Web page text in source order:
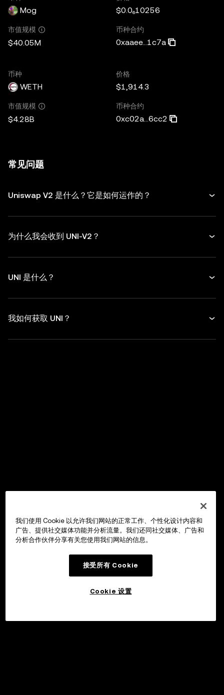
Mog $0.0₆10256
市值规模
$40.05M
币种合约
0xaaee...1c7a
币种
WETH
价格
$1,914.3
市值规模
$4.28B
币种合约
0xc02a...6cc2
常见问题
Uniswap V2 是什么？它是如何运作的？
为什么我会收到 UNI-V2？
UNI 是什么？
我如何获取 UNI？
我们使用 Cookie 以允许我们网站的正常工作、个性化设计内容和
广告、提供社交媒体功能并分析流量。我们还同社交媒体、广告和
分析合作伙伴分享有关您使用我们网站的信息。
接受所有 Cookie
Cookie 设置